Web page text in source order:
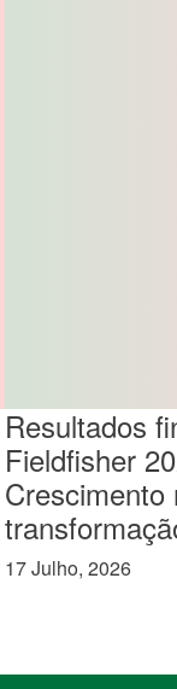
Resultados
Fieldfisher
Crescimento
17 Julho, 2026